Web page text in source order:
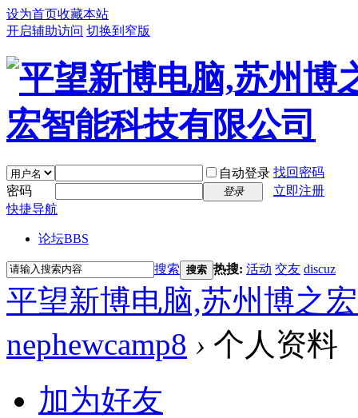
设为首页收藏本站
开启辅助访问 切换到窄版
自动登录 找回密码
密码
登录
立即注册
快捷导航
论坛BBS
搜索 搜索 热搜: 活动 交友 discuz
平望新博电脑,苏州博之
nephewcamp8 › 个人资料
加为好友